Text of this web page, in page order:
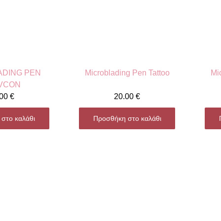
PEN
€
καλάθι
Microblading Pen Tattoo
20.00€
Προσθήκη στο καλάθι